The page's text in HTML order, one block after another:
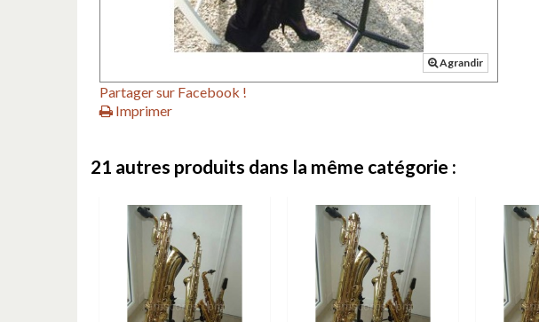
Agrandir
Partager sur Facebook !
Imprimer
21 autres produits dans la même catégorie :